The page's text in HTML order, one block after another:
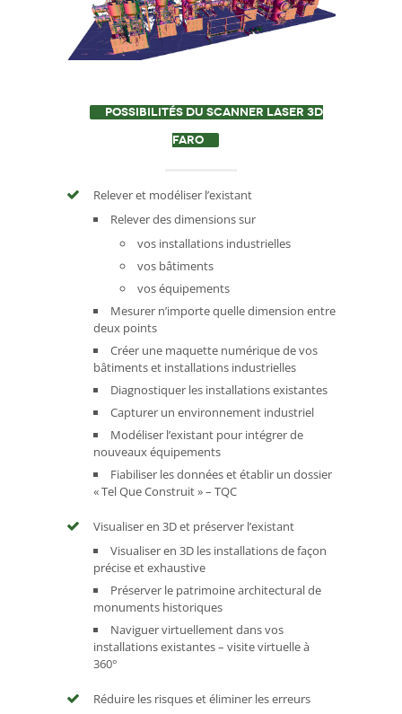
POSSIBILITÉS DU SCANNER LASER 3D
FARO
Relever et modéliser l’existant
Relever des dimensions sur
vos installations industrielles
vos bâtiments
vos équipements
Mesurer n’importe quelle dimension entre
deux points
Créer une maquette numérique de vos
bâtiments et installations industrielles
Diagnostiquer les installations existantes
Capturer un environnement industriel
Modéliser l’existant pour intégrer de
nouveaux équipements
Fiabiliser les données et établir un dossier
« Tel Que Construit » – TQC
Visualiser en 3D et préserver l’existant
Visualiser en 3D les installations de façon
précise et exhaustive
Préserver le patrimoine architectural de
monuments historiques
Naviguer virtuellement dans vos
installations existantes – visite virtuelle à
360°
Réduire les risques et éliminer les erreurs